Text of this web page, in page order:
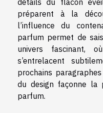
préparent à la
l’influence du
parfum permet de
univers fascinant,
s’entrelacent
prochains
du design façonne
parfum.